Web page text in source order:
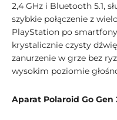
2,4 GHz i Bluetooth 5.1,
szybkie połączenie z
PlayStation po
krystalicznie czysty
zanurzenie w grze bez
wysokim poziomie
Aparat Polaroid Go Gen